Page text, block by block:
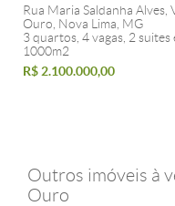
Rua Maria Saldanha Alves,
Ouro, Nova Lima, MG
3 quartos, 4 vagas, 2 suites
1000m2
R$ 2.100.000,00
Outros imóveis à
Ouro